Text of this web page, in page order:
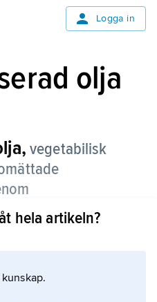
Logga in
olja
vegetabilisk
och snabbt övergå
hela artikeln?